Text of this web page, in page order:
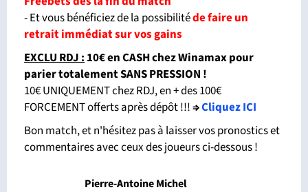
- Et vous bénéficiez de la possibilitéde faire un
retrait immédiat sur vos gains
EXCLU RDJ :10€ en CASH chez Winamax pour
parier totalement SANS PRESSION !
10€ UNIQUEMENT chez RDJ, en + des 100€
FORCEMENT offerts après dépôt !!!⇒Cliquez ICI
Bon match, et n'hésitez pas à laisser vos pronostics et
commentaires avec ceux des joueurs ci-dessous !
Pierre-Antoine Michel